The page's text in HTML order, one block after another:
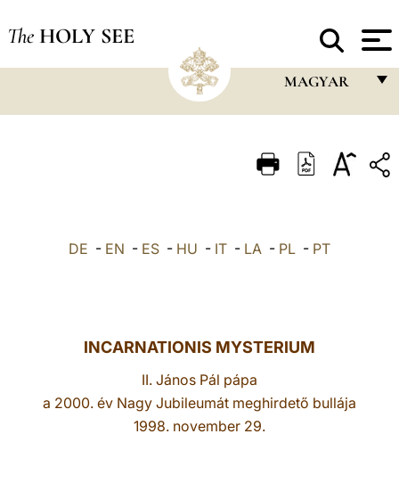
The HOLY SEE
MAGYAR
FRANÇAIS
ENGLISH
ESPAÑOL
العربيّة
中文
DE - EN - ES - HU - IT - LA - PL - PT
INCARNATIONIS MYSTERIUM
II. János Pál pápa
a 2000. év Nagy Jubileumát meghirdető bullája
1998. november 29.